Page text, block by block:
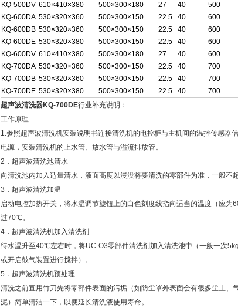
KQ-500DV 610×410×380 500×300×180 27 40 500
KQ-600DA 530×320×360 500×300×150 22.5 40 600
KQ-600DB 530×320×360 500×300×150 22.5 40 600
KQ-600DE 530×320×380 500×300×150 22.5 40 600
KQ-600DV 610×410×380 500×300×180 27 40 600
KQ-700DA 530×320×360 500×300×150 22.5 40 700
KQ-700DB 530×320×360 500×300×150 22.5 40 700
KQ-700DE 530×320×380 500×300×150 22.5 40 700
超声波清洗器KQ-700DE行业补充说明：
工作原理
1.参照超声波清洗机安装说明书连接清洗机的电控柜与主机间的温控传感器
电源，安装清洗机的上水管、放水管与溢流排放管。
2．超声波清洗池清水
向清洗池内加入适量清水，液面高度以浸没将要清洗的零部件为准，一般不
3．超声波清洗加温
启动电控加热开关，将水温调节旋钮上的白色刻度线指向适当的温度（应
过70℃。
4．超声波清洗机加入清洗剂
待水温升至40℃左右时，将UC-O3零部件清洗剂加入清洗池中（一般一次
或开启鼓气装置进行搅拌）。
5．超声波清洗机预处理
清洗之前宜用竹刀先将零部件表面的污垢（如防尘罩外表面会有很多尘土
泥）简单清洁一下，以便延长清洗液使用寿命。